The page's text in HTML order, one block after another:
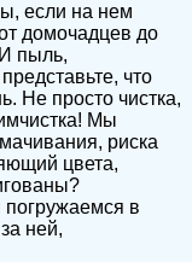
если на нем
домочадцев до
пыль,
что
Не просто чистка,
Мы
риска
цвета,
погружаемся в
ней,